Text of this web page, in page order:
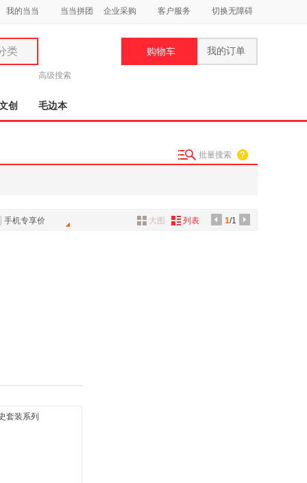
我的当当 当当拼团 企业采购 客户服务 切换无障碍
类
高级搜索
购物车 我的订单
创 毛边本
批量搜索
手机专享价 1/1
大图 列表